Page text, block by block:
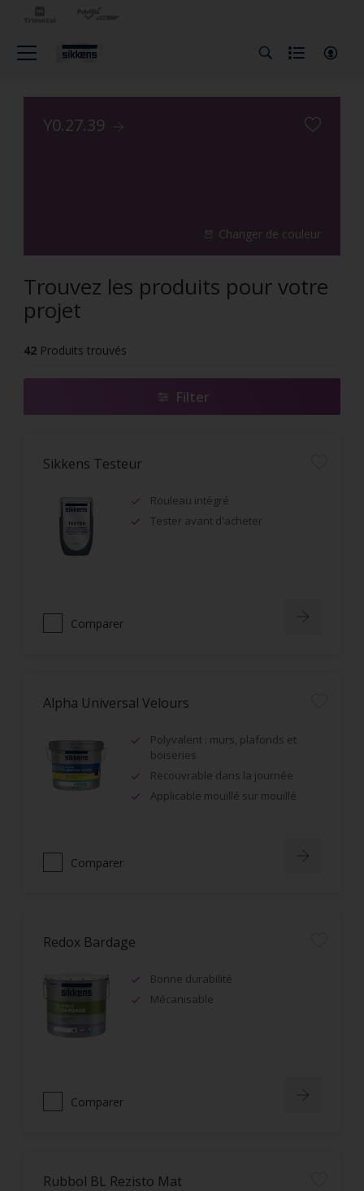
Y0.27.39
Changer de couleur
Trouvez les produits pour votre
projet
42 Produits trouvés
Filter
Sikkens Testeur
Rouleau intégré
Tester avant d'acheter
Comparer
Alpha Universal Velours
Polyvalent : murs, plafonds et
boiseries
Recouvrable dans la journée
Applicable mouillé sur mouillé
Comparer
Redox Bardage
Bonne durabilité
Mécanisable
Comparer
Rubbol BL Rezisto Mat